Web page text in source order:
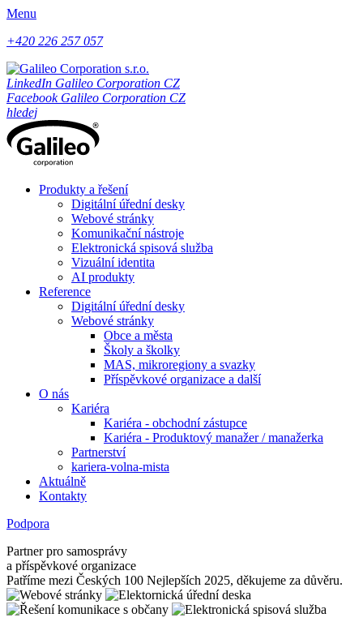
Menu
+420 226 257 057
LinkedIn Galileo Corporation CZ
Facebook Galileo Corporation CZ
hledej
Produkty a řešení
Digitální úřední desky
Webové stránky
Komunikační nástroje
Elektronická spisová služba
Vizuální identita
AI produkty
Reference
Digitální úřední desky
Webové stránky
Obce a města
Školy a školky
MAS, mikroregiony a svazky
Příspěvkové organizace a další
O nás
Kariéra
Kariéra - obchodní zástupce
Kariéra - Produktový manažer / manažerka
Partnerství
kariera-volna-mista
Aktuálně
Kontakty
Podpora
Partner pro samosprávy
a příspěvkové organizace
Patříme mezi Českých 100 Nejlepších 2025, děkujeme za důvěru.